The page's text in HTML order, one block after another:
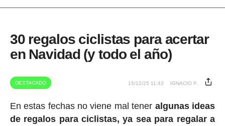
30 regalos ciclistas para acertar
en Navidad (y todo el año)
DESTACADO 15/12/25 11:43 IGNACIO P.
En estas fechas no viene mal tener algunas ideas
de regalos para ciclistas, ya sea para regalar a